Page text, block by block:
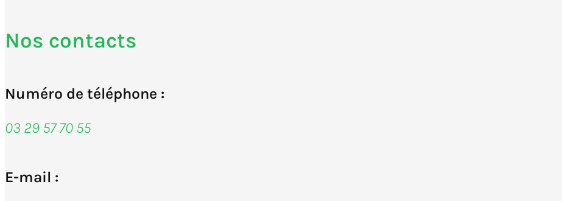
Nos contacts
Numéro de téléphone :
03 29 57 70 55
E-mail :